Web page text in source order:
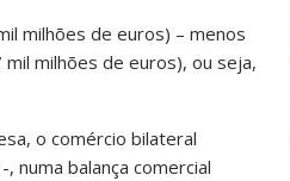
milhões de euros) – menos
milhões de euros), ou seja,
o comércio bilateral
numa balança comercial